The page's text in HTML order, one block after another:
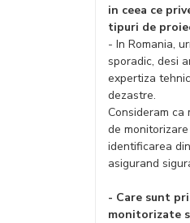
in ceea ce
tipuri de
- In Romania,
sporadic, desi
expertiza
dezastre.
Consideram
de
identificarea
asigurand
- Care sunt
monitorizate